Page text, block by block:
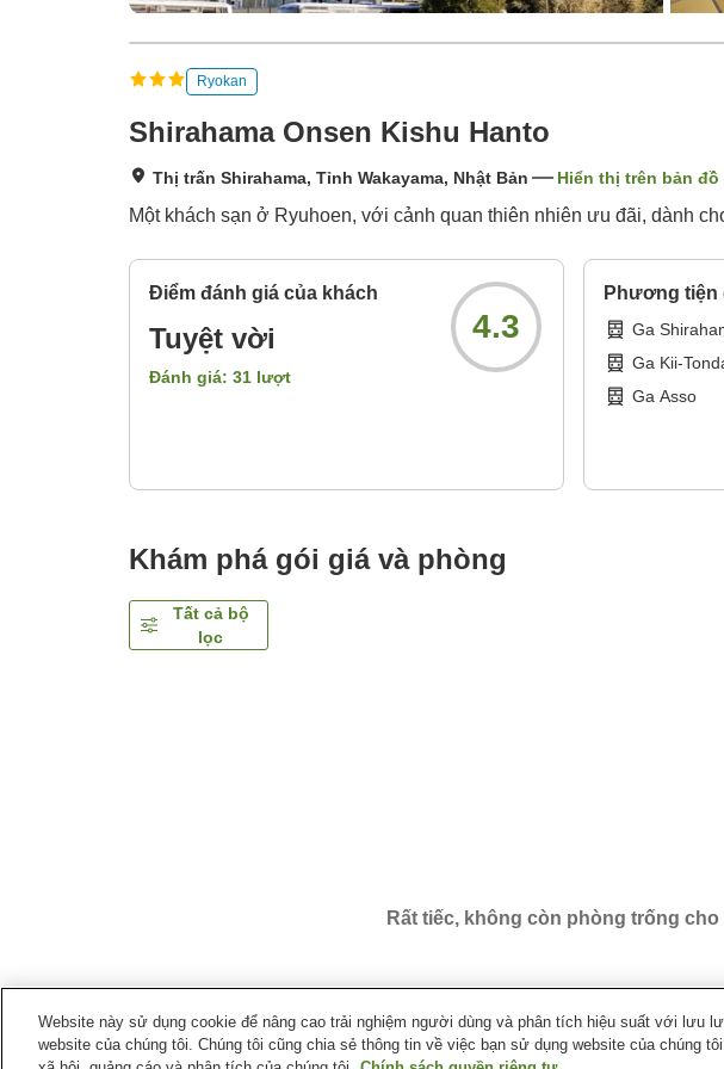
Ryokan
Shirahama Onsen Kishu Hanto
Thị trấn Shirahama, Tỉnh Wakayama, Nhật Bản Hiển thị trên bản đồ
Một khách sạn ở Ryuhoen, với cảnh quan thiên nhiên ưu đãi, dành
Điểm đánh giá của khách
Tuyệt vời
Đánh giá: 31 lượt
4.3
Phương tiện
Ga
Ga Kii-
Ga Asso
Khám phá gói giá và phòng
Tất cả bộ
lọc
Rất tiếc, không còn phòng trống
Trang chủ Nhật Bản Tỉnh Wakayama Thị trấn Shirahama Shirahama
Website này sử dụng cookie để nâng cao trải nghiệm người dùng và phân tích hiệu suất với lưu
website của chúng tôi. Chúng tôi cũng chia sẻ thông tin về việc bạn sử dụng website của chúng